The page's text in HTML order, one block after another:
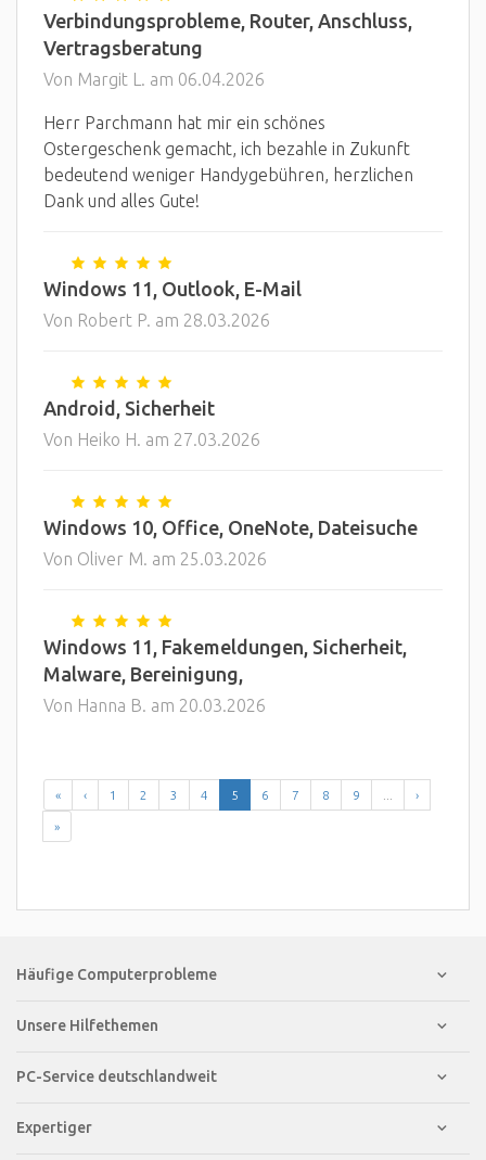
Verbindungsprobleme, Router, Anschluss,
Vertragsberatung
Von Margit L. am 06.04.2026
Herr Parchmann hat mir ein schönes
Ostergeschenk gemacht, ich bezahle in Zukunft
bedeutend weniger Handygebühren, herzlichen
Dank und alles Gute!
Windows 11, Outlook, E-Mail
Von Robert P. am 28.03.2026
Android, Sicherheit
Von Heiko H. am 27.03.2026
Windows 10, Office, OneNote, Dateisuche
Von Oliver M. am 25.03.2026
Windows 11, Fakemeldungen, Sicherheit,
Malware, Bereinigung,
Von Hanna B. am 20.03.2026
« ‹ 1 2 3 4 5 6 7 8 9 ›
»
Häufige Computerprobleme
Unsere Hilfethemen
PC-Service deutschlandweit
Expertiger